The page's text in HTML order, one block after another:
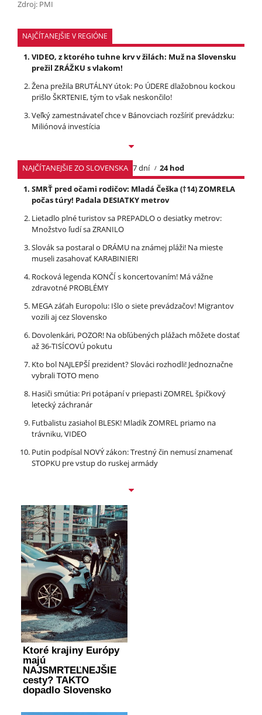
Zdroj: PMI
NAJČÍTANEJŠIE V REGIÓNE
VIDEO, z ktorého tuhne krv v žilách: Muž na Slovensku
prežil ZRÁŽKU s vlakom!
Žena prežila BRUTÁLNY útok: Po ÚDERE dlažobnou kockou
prišlo ŠKRTENIE, tým to však neskončilo!
Veľký zamestnávateľ chce v Bánovciach rozšíriť prevádzku:
Miliónová investícia
NAJČÍTANEJŠIE ZO SLOVENSKA 7 dní
24 hod
SMRŤ pred očami rodičov: Mladá Češka (†14) ZOMRELA
počas túry! Padala DESIATKY metrov
Lietadlo plné turistov sa PREPADLO o desiatky metrov:
Množstvo ľudí sa ZRANILO
Slovák sa postaral o DRÁMU na známej pláži! Na mieste
museli zasahovať KARABINIERI
Rocková legenda KONČÍ s koncertovaním! Má vážne
zdravotné PROBLÉMY
MEGA záťah Europolu: Išlo o siete prevádzačov! Migrantov
vozili aj cez Slovensko
Dovolenkári, POZOR! Na obľúbených plážach môžete dostať
až 36-TISÍCOVÚ pokutu
Kto bol NAJLEPŠÍ prezident? Slováci rozhodli! Jednoznačne
vybrali TOTO meno
Hasiči smútia: Pri potápaní v priepasti ZOMREL špičkový
letecký záchranár
Futbalistu zasiahol BLESK! Mladík ZOMREL priamo na
trávniku, VIDEO
Putin podpísal NOVÝ zákon: Trestný čin nemusí znamenať
STOPKU pre vstup do ruskej armády
Ktoré krajiny Európy
majú
NAJSMRTEĽNEJŠIE
cesty? TAKTO
dopadlo Slovensko